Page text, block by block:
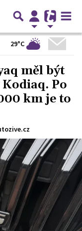
29°C
měl být
Po
km je to